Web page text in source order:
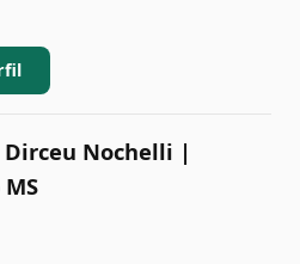
Nochelli |